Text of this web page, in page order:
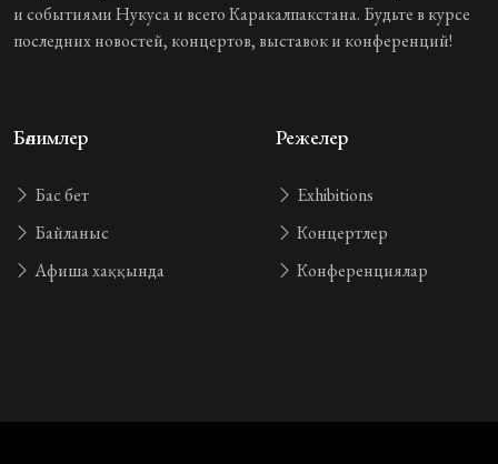
и событиями Нукуса и всего Каракалпакстана. Будьте в курсе
последних новостей, концертов, выставок и конференций!
Бөлимлер
Бас бет
Байланыс
Афиша хаққында
Режелер
Exhibitions
Концертлер
Конференциялар